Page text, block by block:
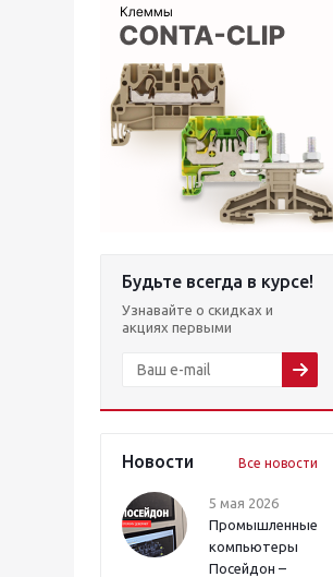
Будьте всегда в курсе!
Узнавайте о скидках и
акциях первыми
Новости Все новости
5 мая 2026
Промышленные
компьютеры
Посейдон –